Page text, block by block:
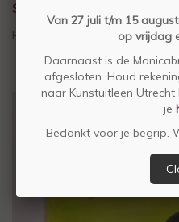
STEUN STICHTING
Help mee voor € 4,50 per
Van 27 juli t/m 15
op vrijdag
Daarnaast is de
afgesloten. Houd
naar Kunstuitleen
je
Bedankt voor je begrip.